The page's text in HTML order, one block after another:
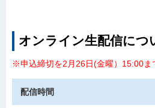
オンライン生配信につ
※申込締切を2月26日(金曜）15:00ま
配信時間